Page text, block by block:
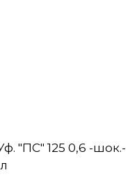
"ПС" 125 0,6 -шок.-